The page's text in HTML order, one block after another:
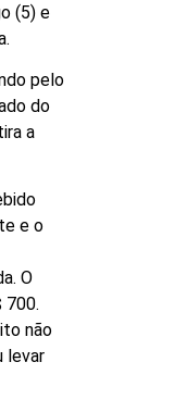
(5) e
pelo
do
a
e o
O
700.
não
levar